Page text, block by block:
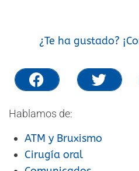
¿Te ha gustado?
Hablamos de:
ATM y Bruxismo
Cirugía oral